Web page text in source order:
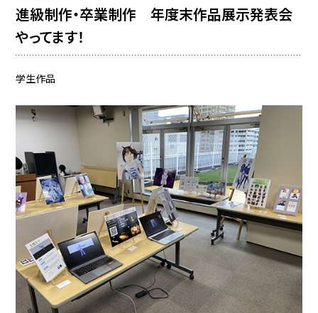
進級制作・卒業制作 年度末作品展示発表会
やってます！
学生作品